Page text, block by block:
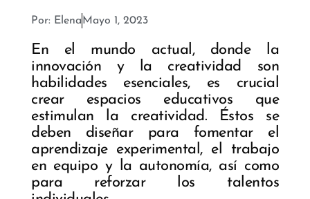
Por: Elena Mayo 1, 2023
En el mundo actual, donde la
innovación y la creatividad son
habilidades esenciales, es crucial
crear espacios educativos que
estimulan la creatividad. Éstos se
deben diseñar para fomentar el
aprendizaje experimental, el trabajo
en equipo y la autonomía, así como
para reforzar los talentos